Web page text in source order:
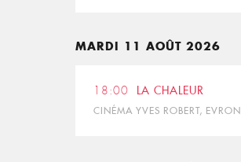
MARDI 11 AOÛT 2026
18:00 LA CHALEUR
CINÉMA YVES ROBERT, EVRON